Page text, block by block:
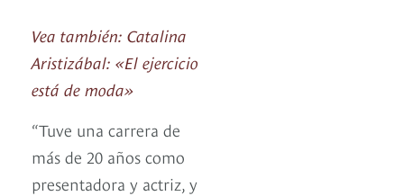
Vea también: Catalina
Aristizábal: «El ejercicio
está de moda»
“Tuve una carrera de
más de 20 años como
presentadora y actriz, y